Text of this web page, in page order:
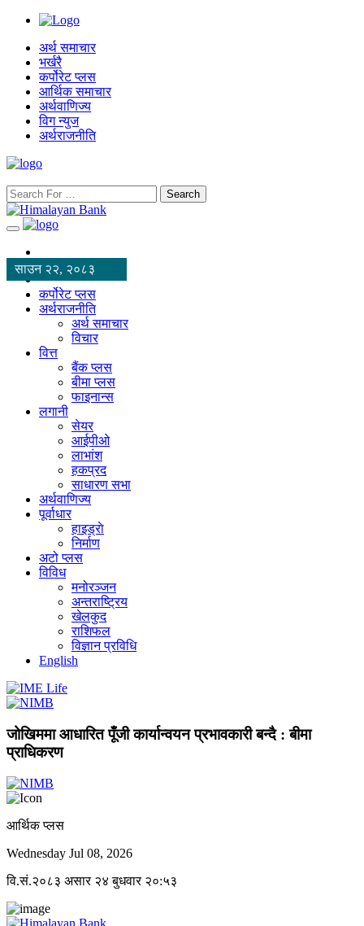
अर्थ समाचार
भर्खरै
कर्पोरेट प्लस
आर्थिक समाचार
अर्थवाणिज्य
विग न्युज
अर्थराजनीति
Search
साउन २२, २०८३
कर्पोरेट प्लस
अर्थराजनीति
अर्थ समाचार
विचार
वित्त
बैंक प्लस
बीमा प्लस
फाइनान्स
लगानी
सेयर
आईपीओ
लाभांश
हकप्रद
साधारण सभा
अर्थवाणिज्य
पूर्वाधार
हाइड्राे
निर्माण
अटो प्लस
विविध
मनोरञ्जन
अन्तराष्ट्रिय
खेलकुद
राशिफल
विज्ञान प्रविधि
English
जोखिममा आधारित पूँजी कार्यान्वयन प्रभावकारी बन्दै : बीमा
प्राधिकरण
आर्थिक प्लस
Wednesday Jul 08, 2026
वि.सं.२०८३ असार २४ बुधवार २०:५३